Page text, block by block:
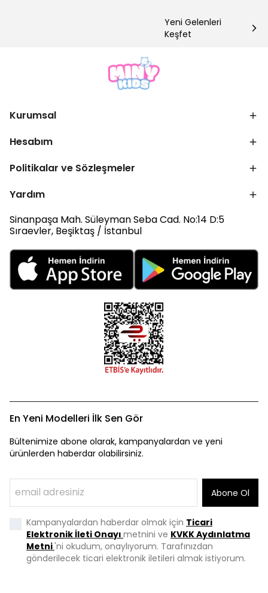
Yeni Gelenleri
Keşfet
Kurumsal
Hesabım
Politikalar ve Sözleşmeler
Yardım
Sinanpaşa Mah. Süleyman Seba Cad. No:14 D:5
Sıraevler, Beşiktaş / İstanbul
En Yeni Modelleri İlk Sen Gör
Bültenimize abone olarak, kampanyalardan ve yeni
ürünlerden haberdar olabilirsiniz.
Abone Ol
Kampanyalardan haberdar olmak için Ticari
Elektronik İleti Onayı metnini ve KVKK Aydınlatma
Metni'ni okudum, onaylıyorum. Tarafınızdan
gönderilecek ticari elektronik iletileri almak istiyorum.